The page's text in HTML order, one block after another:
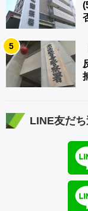
5
LINE友だ